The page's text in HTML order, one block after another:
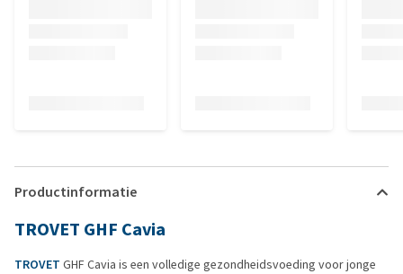
Productinformatie
TROVET GHF Cavia
TROVET GHF Cavia is een volledige gezondheidsvoeding voor jonge